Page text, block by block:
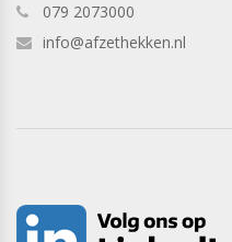
079 2073000
info@afzethekken.nl